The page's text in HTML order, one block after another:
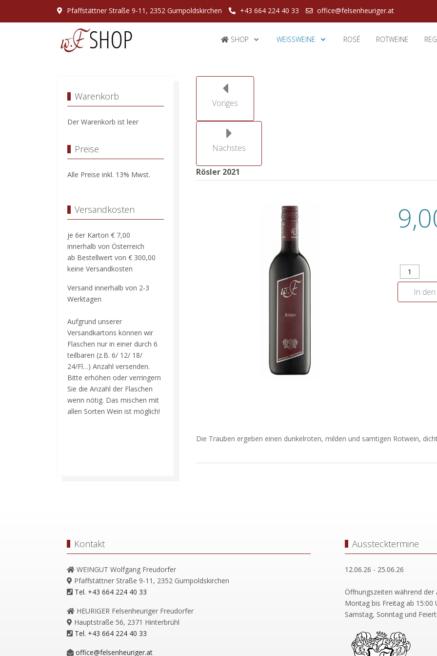
Pfaffstättner Straße 9-11, 2352 Gumpoldskirchen +43 664 224 40 33 office@felsenheuriger.at
SHOP WEISSWEINE ROSÉ ROTWEINE
Warenkorb
Der Warenkorb ist leer
Preise
Alle Preise inkl. 13% Mwst.
Versandkosten
je 6er Karton € 7,00
innerhalb von Österreich
ab Bestellwert von € 300,00
keine Versandkosten
Versand innerhalb von 2-3
Werktagen
Aufgrund unserer
Versandkartons können wir
Flaschen nur in einer durch 6
teilbaren (z.B. 6/ 12/ 18/
24/Fl…) Anzahl versenden.
Bitte erhöhen oder verringern
Sie die Anzahl der Flaschen
wenn nötig. Das mischen mit
allen Sorten Wein ist möglich!
Voriges
Nächstes
Rösler 2021
In
Die Trauben ergeben einen dunkelroten, milden und samtigen Rotwein,
Kontakt
WEINGUT Wolfgang Freudorfer
Pfaffstättner Straße 9-11, 2352 Gumpoldskirchen
Tel. +43 664 224 40 33
HEURIGER Felsenheuriger Freudorfer
Hauptstraße 56, 2371 Hinterbrühl
Tel. +43 664 224 40 33
office@felsenheuriger.at
Ausstecktermine
12.06.26 - 25.06.26
Öffnungszeiten während der
Montag bis Freitag ab 15:00
Samstag, Sonntag und